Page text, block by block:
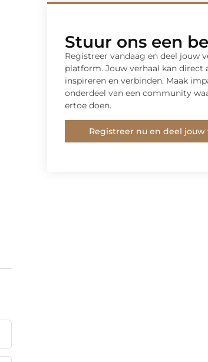
Stuur ons een
Registreer vandaag en deel jouw
platform. Jouw verhaal kan direct
inspireren en verbinden. Maak
onderdeel van een community
ertoe doen.
Registreer nu en deel jouw